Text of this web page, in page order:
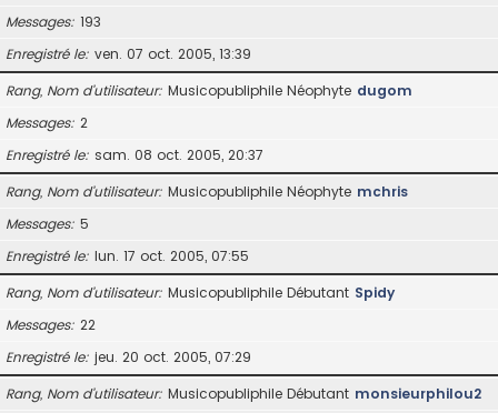
Messages 193
Enregistré le ven. 07 oct. 2005, 13:39
Rang, Nom d’utilisateur Musicopubliphile Néophyte dugom
Messages 2
Enregistré le sam. 08 oct. 2005, 20:37
Rang, Nom d’utilisateur Musicopubliphile Néophyte mchris
Messages 5
Enregistré le lun. 17 oct. 2005, 07:55
Rang, Nom d’utilisateur Musicopubliphile Débutant Spidy
Messages 22
Enregistré le jeu. 20 oct. 2005, 07:29
Rang, Nom d’utilisateur Musicopubliphile Débutant monsieurphilou2